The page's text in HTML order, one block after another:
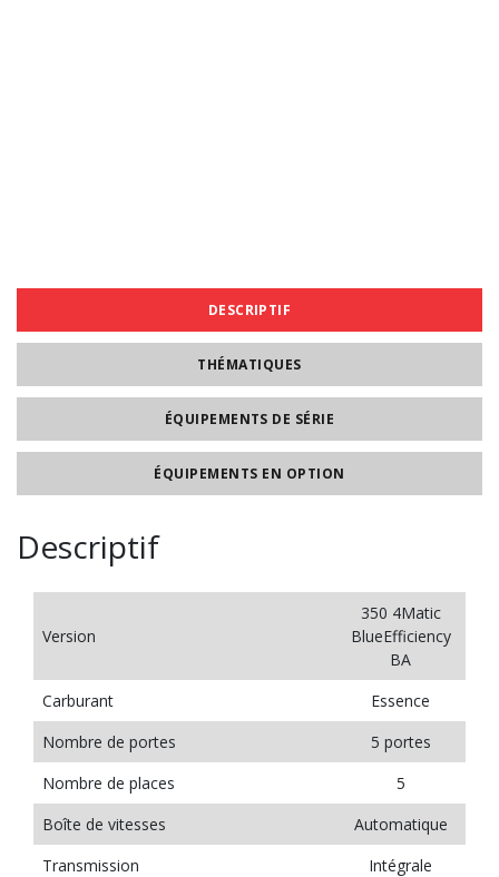
DESCRIPTIF
THÉMATIQUES
ÉQUIPEMENTS DE SÉRIE
ÉQUIPEMENTS EN OPTION
Descriptif
Version
350 4Matic
BlueEfficiency
BA
Carburant
Essence
Nombre de portes
5 portes
Nombre de places
5
Boîte de vitesses
Automatique
Transmission
Intégrale